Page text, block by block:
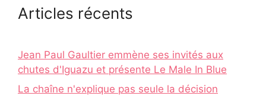
Articles récents
Jean Paul Gaultier emmène ses invités aux
chutes d'Iguazu et présente Le Male In Blue
La chaîne n'explique pas seule la décision